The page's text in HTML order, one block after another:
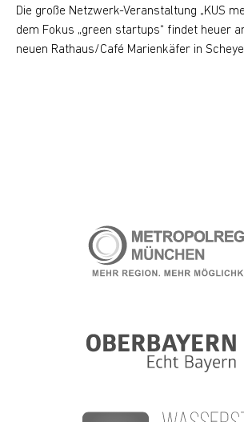
Die große Netzwerk-Veranstaltung „KUS
dem Fokus „green startups“ findet heuer
neuen Rathaus/Café Marienkäfer in